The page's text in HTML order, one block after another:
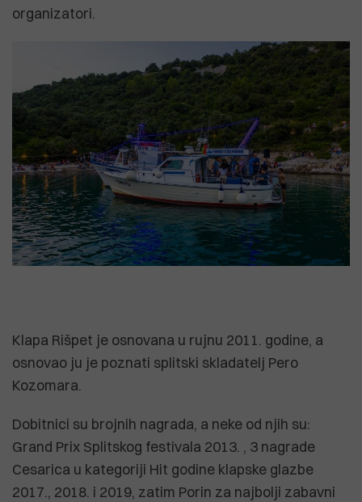
organizatori.
Klapa Rišpet je osnovana u rujnu 2011. godine, a
osnovao ju je poznati splitski skladatelj Pero
Kozomara.
Dobitnici su brojnih nagrada, a neke od njih su:
Grand Prix Splitskog festivala 2013. , 3 nagrade
Cesarica u kategoriji Hit godine klapske glazbe
2017., 2018. i 2019, zatim Porin za najbolji zabavni